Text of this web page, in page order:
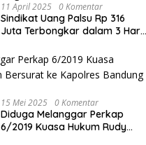
11 April 2025 0 Komentar
Sindikat Uang Palsu Rp 316
Juta Terbongkar dalam 3 Hari,
15 Mei 2025 0 Komentar
Diduga Melanggar Perkap
6/2019 Kuasa Hukum Rudy